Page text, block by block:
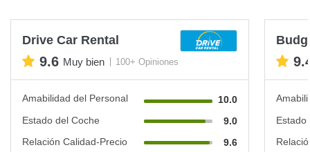
Drive Car Rental
9.6 Muy bien 100+ Opiniones
Amabilidad del Personal
10.0
Estado del Coche
9.0
Relación Calidad-Precio
9.6
Estado